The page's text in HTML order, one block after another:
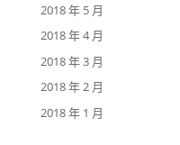
2018 年 5 月
2018 年 4 月
2018 年 3 月
2018 年 2 月
2018 年 1 月